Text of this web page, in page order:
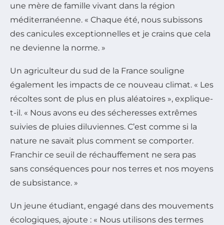
une mère de famille vivant dans la région
méditerranéenne. « Chaque été, nous subissons
des canicules exceptionnelles et je crains que cela
ne devienne la norme. »
Un agriculteur du sud de la France souligne
également les impacts de ce nouveau climat. « Les
récoltes sont de plus en plus aléatoires », explique-
t-il. « Nous avons eu des sécheresses extrêmes
suivies de pluies diluviennes. C’est comme si la
nature ne savait plus comment se comporter.
Franchir ce seuil de réchauffement ne sera pas
sans conséquences pour nos terres et nos moyens
de subsistance. »
Un jeune étudiant, engagé dans des mouvements
écologiques, ajoute : « Nous utilisons des termes